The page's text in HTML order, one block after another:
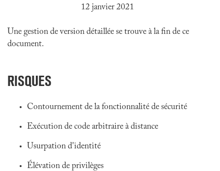
12 janvier 2021
Une gestion de version détaillée se trouve à la fin de ce
document.
RISQUES
Contournement de la fonctionnalité de sécurité
Exécution de code arbitraire à distance
Usurpation d'identité
Élévation de privilèges